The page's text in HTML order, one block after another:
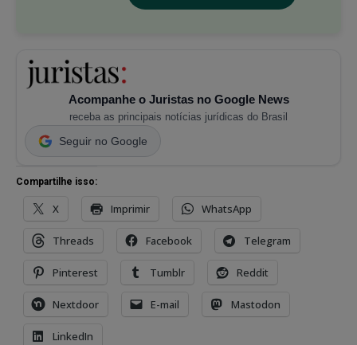
Acompanhe o Juristas no Google News
receba as principais notícias jurídicas do Brasil
Seguir no Google
Compartilhe isso:
X Imprimir WhatsApp
Threads Facebook Telegram
Pinterest Tumblr Reddit
Nextdoor E-mail Mastodon
LinkedIn